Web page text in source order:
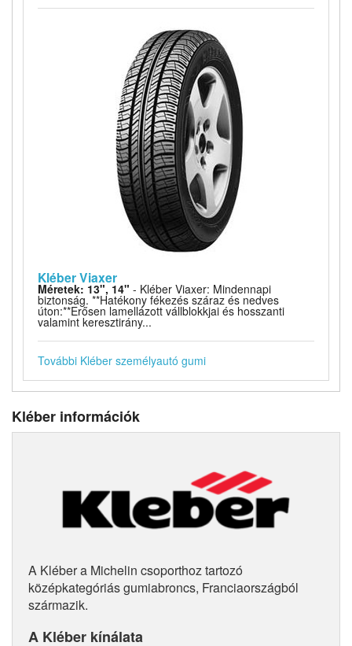
Kléber Viaxer
Méretek: 13", 14" - Kléber Viaxer: Mindennapi
biztonság. **Hatékony fékezés száraz és nedves
úton:**Erősen lamellázott vállblokkjai és hosszanti
valamint keresztirány...
További Kléber személyautó gumi
Kléber információk
A Kléber a Michelin csoporthoz tartozó
középkategóriás gumiabroncs, Franciaországból
származik.
A Kléber kínálata